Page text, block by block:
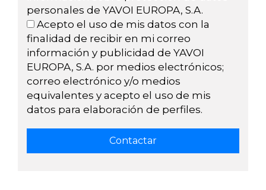
personales de YAVOI EUROPA, S.A.
Acepto el uso de mis datos con la
finalidad de recibir en mi correo
información y publicidad de YAVOI
EUROPA, S.A. por medios electrónicos;
correo electrónico y/o medios
equivalentes y acepto el uso de mis
datos para elaboración de perfiles.